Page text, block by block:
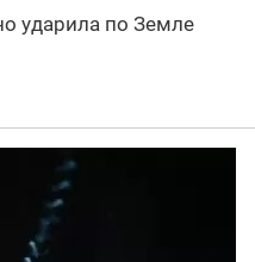
ударила по Земле